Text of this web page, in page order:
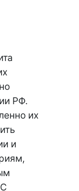
РФ.
их
и